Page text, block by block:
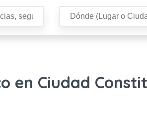
en Ciudad